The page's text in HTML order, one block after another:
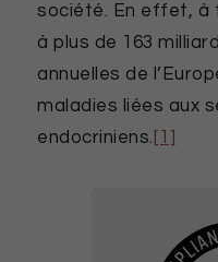
société. En effet, à
à plus de 163
annuelles de
maladies liées aux
endocriniens.